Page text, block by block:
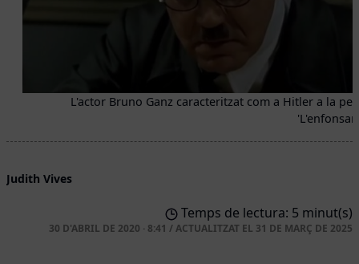
L'actor Bruno Ganz caracteritzat com a Hitler a la
Judith Vives
Temps de lectura: 5 minut(s)
30 D'ABRIL DE 2020 · 8:41 /ACTUALITZAT EL 31 DE MARÇ DE 2025